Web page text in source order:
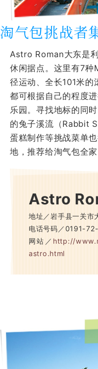
淘气包挑战者
Astro Roman大东是
休闲据点。这里有7种
径运动、全长101米的
都可根据自己的程度
乐园。寻找地标的同
的兔子溪流（Rabbit
蛋糕制作等挑战菜单
地，推荐给淘气包全家
Astro
地址／岩手县一关市
电话号码／0191-
网站／ http://
astro.html